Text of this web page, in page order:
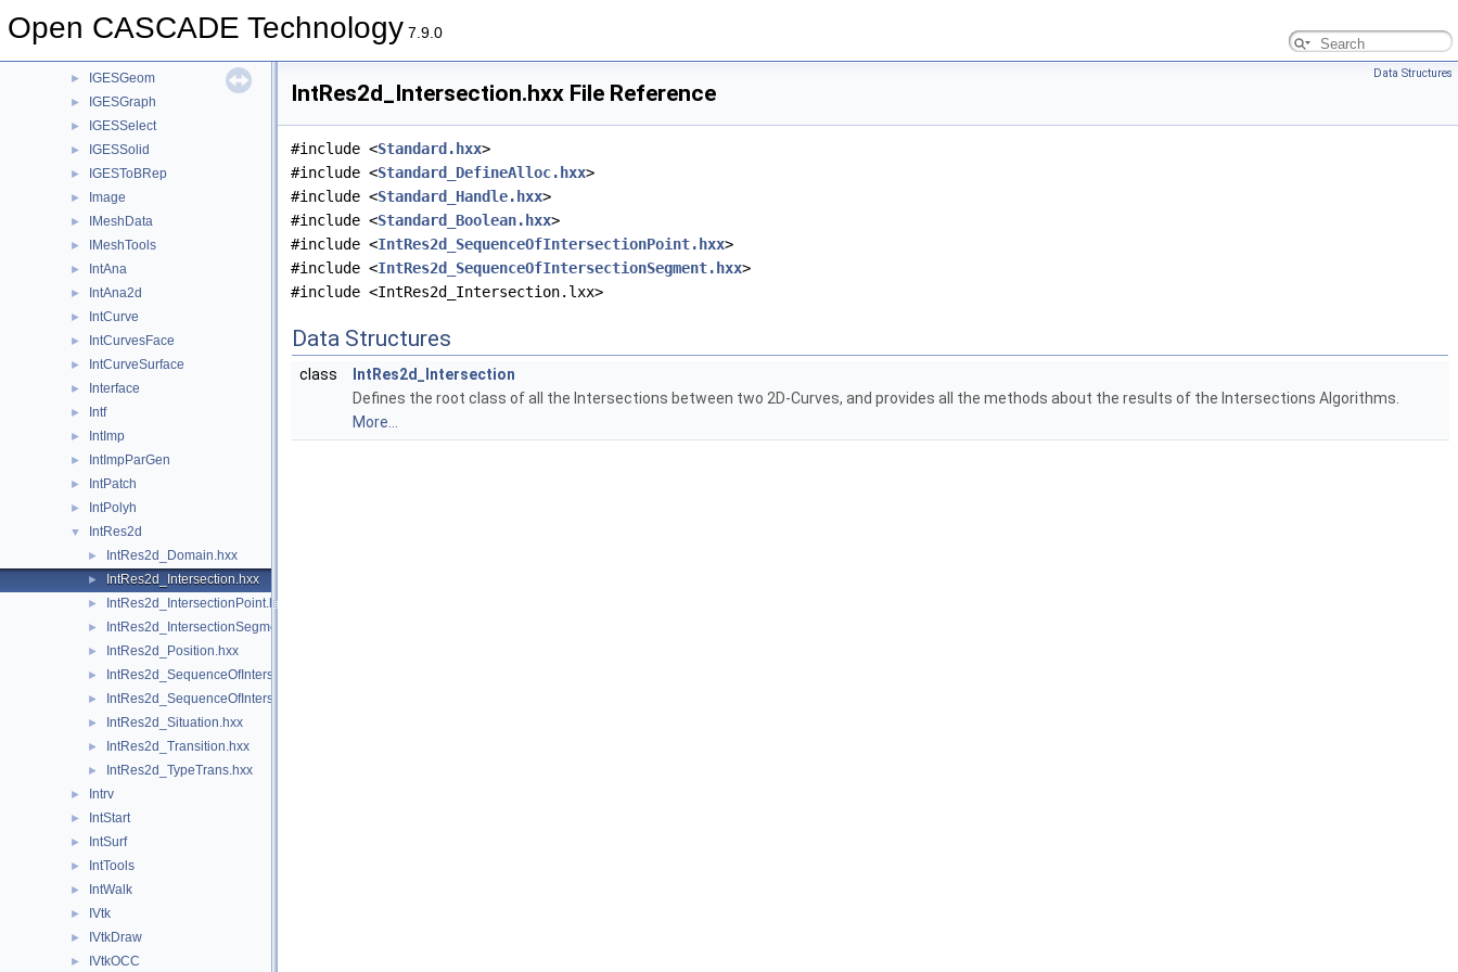
Open CASCADE Technology 7.9.0
► IGESDraw
► IGESGeom
► IGESGraph
► IGESSelect
► IGESSolid
► IGESToBRep
► Image
► IMeshData
► IMeshTools
► IntAna
► IntAna2d
► IntCurve
► IntCurvesFace
► IntCurveSurface
► Interface
► Intf
► IntImp
► IntImpParGen
► IntPatch
► IntPolyh
▼ IntRes2d
► IntRes2d_Domain.hxx
► IntRes2d_Intersection.hxx
► IntRes2d_IntersectionPoint.hxx
► IntRes2d_IntersectionSegment.hxx
► IntRes2d_Position.hxx
► IntRes2d_SequenceOfIntersectionPoint.hxx
► IntRes2d_SequenceOfIntersectionSegment.hxx
► IntRes2d_Situation.hxx
► IntRes2d_Transition.hxx
► IntRes2d_TypeTrans.hxx
► Intrv
► IntStart
► IntSurf
► IntTools
► IntWalk
► IVtk
► IVtkDraw
► IVtkOCC
Data Structures
IntRes2d_Intersection.hxx File Reference
#include <Standard.hxx>
#include <Standard_DefineAlloc.hxx>
#include <Standard_Handle.hxx>
#include <Standard_Boolean.hxx>
#include <IntRes2d_SequenceOfIntersectionPoint.hxx>
#include <IntRes2d_SequenceOfIntersectionSegment.hxx>
#include <IntRes2d_Intersection.lxx>
Data Structures
class
IntRes2d_Intersection
Defines the root class of all the Intersections between two 2D-Curves, and provides all the methods about the results of the Intersections Algorithms.
More...